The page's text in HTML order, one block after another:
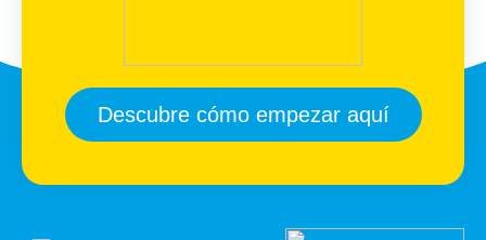
Descubre cómo empezar aquí